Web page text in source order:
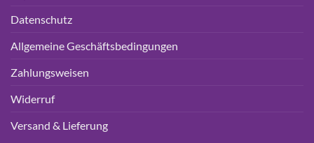
Datenschutz
Allgemeine Geschäftsbedingungen
Zahlungsweisen
Widerruf
Versand & Lieferung